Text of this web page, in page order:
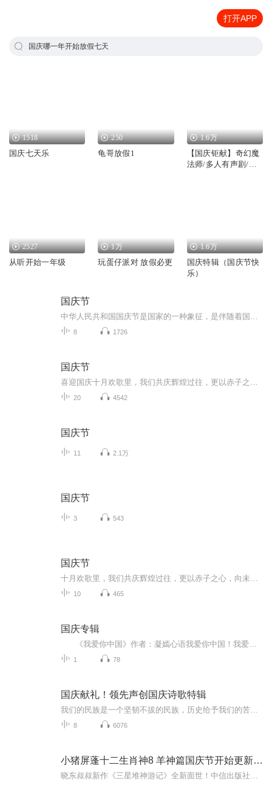
打开APP
国庆哪一年开始放假七天
1518
国庆七天乐
250
龟哥放假1
1.6万
【国庆钜献】奇幻魔
法师/多人有声剧/国
2527
从听开始一年级
1万
玩蛋仔派对 放假必更
1.6万
国庆特辑（国庆节快
乐）
国庆节
8 1726
国庆节
20 4542
国庆节
11 2.1万
国庆节
3 543
国庆节
10 465
国庆专辑
1 78
国庆献礼！领先声创国庆诗歌特辑
8 6076
小猪屏蓬十二生肖神8 羊神篇国庆节开始更新啦！